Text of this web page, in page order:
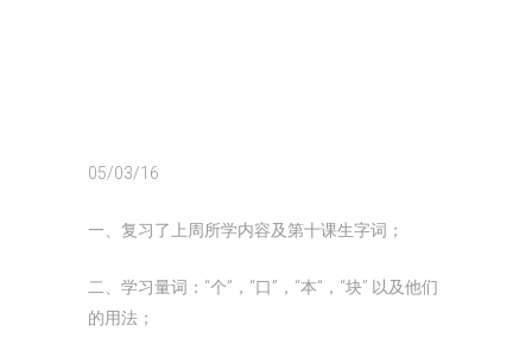
05/03/16
一、复习了上周所学内容及第十课生字词；
二、学习量词：“个”，“口”，“本”，“块” 以及他们
的用法；